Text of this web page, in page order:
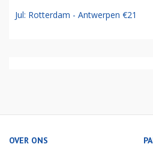
Jul: Rotterdam - Antwerpen €21
OVER ONS